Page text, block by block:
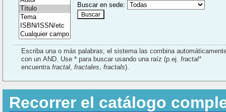
Buscar en sede:
Escriba una o más palabras; el sistema las combina
con un AND. Use * para buscar usando una raíz (p.ej.fractal*
encuentrafractal ,fractales ,fractals).
Recorrer el catálogo